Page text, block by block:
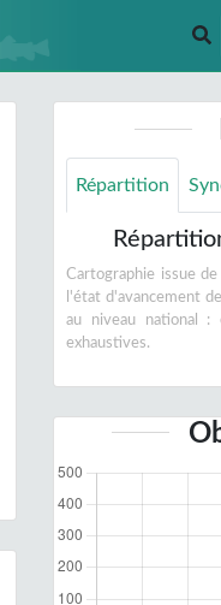
Répartition
Cartographie issue de
l'état d'avancement
au niveau national :
exhaustives.